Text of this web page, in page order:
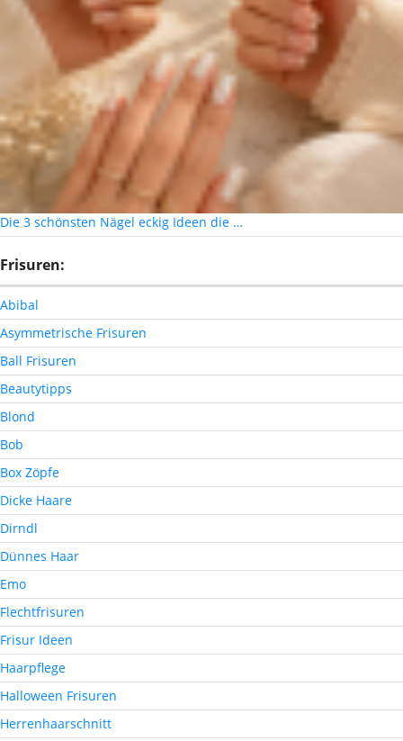
Die 3 schönsten Nägel eckig Ideen die …
Frisuren:
Abibal
Asymmetrische Frisuren
Ball Frisuren
Beautytipps
Blond
Bob
Box Zöpfe
Dicke Haare
Dirndl
Dünnes Haar
Emo
Flechtfrisuren
Frisur Ideen
Haarpflege
Halloween Frisuren
Herrenhaarschnitt